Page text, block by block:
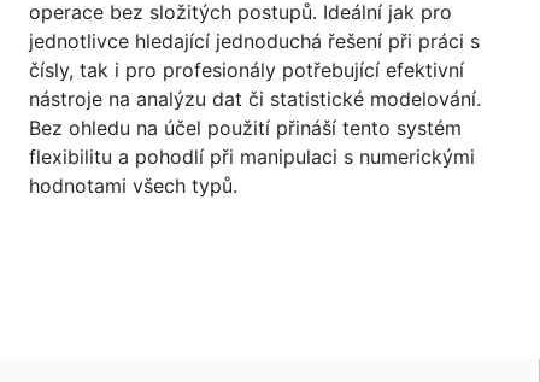
operace bez složitých postupů. Ideální jak pro
jednotlivce hledající jednoduchá řešení při práci s
čísly, tak i pro profesionály potřebující efektivní
nástroje na analýzu dat či statistické modelování.
Bez ohledu na účel použití přináší tento systém
flexibilitu a pohodlí při manipulaci s numerickými
hodnotami všech typů.